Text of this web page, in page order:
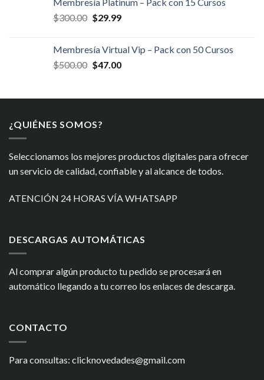
era:
$400.00.
es:
$34.99.
$300.00 El
era:
$300.00.
$29.99El
es:
$29.99.
Membresía Virtual Vip – Pack con 50 Cursos
$500.00 El
era:
$47.00El
es:
¿QUIÉNES SOMOS?
Seleccionamos los mejores productos digitales para ofrecer
un servicio de calidad, confiable y al alcance de todos.
ATENCIÓN 24 HORAS VÍA WHATSAPP
DESCARGAS AUTOMÁTICAS
Al comprar algún producto tu pedido se procesará en
automático llegando a tu correo los enlaces de descarga.
CONTACTO
Para consultas: clicknovedades@gmail.com